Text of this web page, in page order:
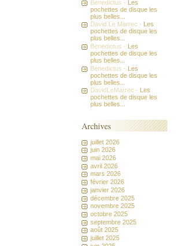
Benedictus - Les
pochettes de disque les
plus belles...
David Le Marrec -
Les
pochettes de disque les
plus belles...
Benedictus - Les
pochettes de disque les
plus belles...
Benedictus - Les
pochettes de disque les
plus belles...
DavidLeMarrec -
Les
pochettes de disque les
plus belles...
Archives
juillet 2026
juin 2026
mai 2026
avril 2026
mars 2026
février 2026
janvier 2026
décembre 2025
novembre 2025
octobre 2025
septembre 2025
août 2025
juillet 2025